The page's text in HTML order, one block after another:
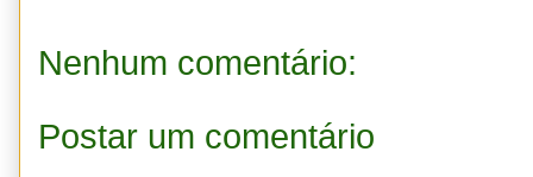
Nenhum comentário:
Postar um comentário